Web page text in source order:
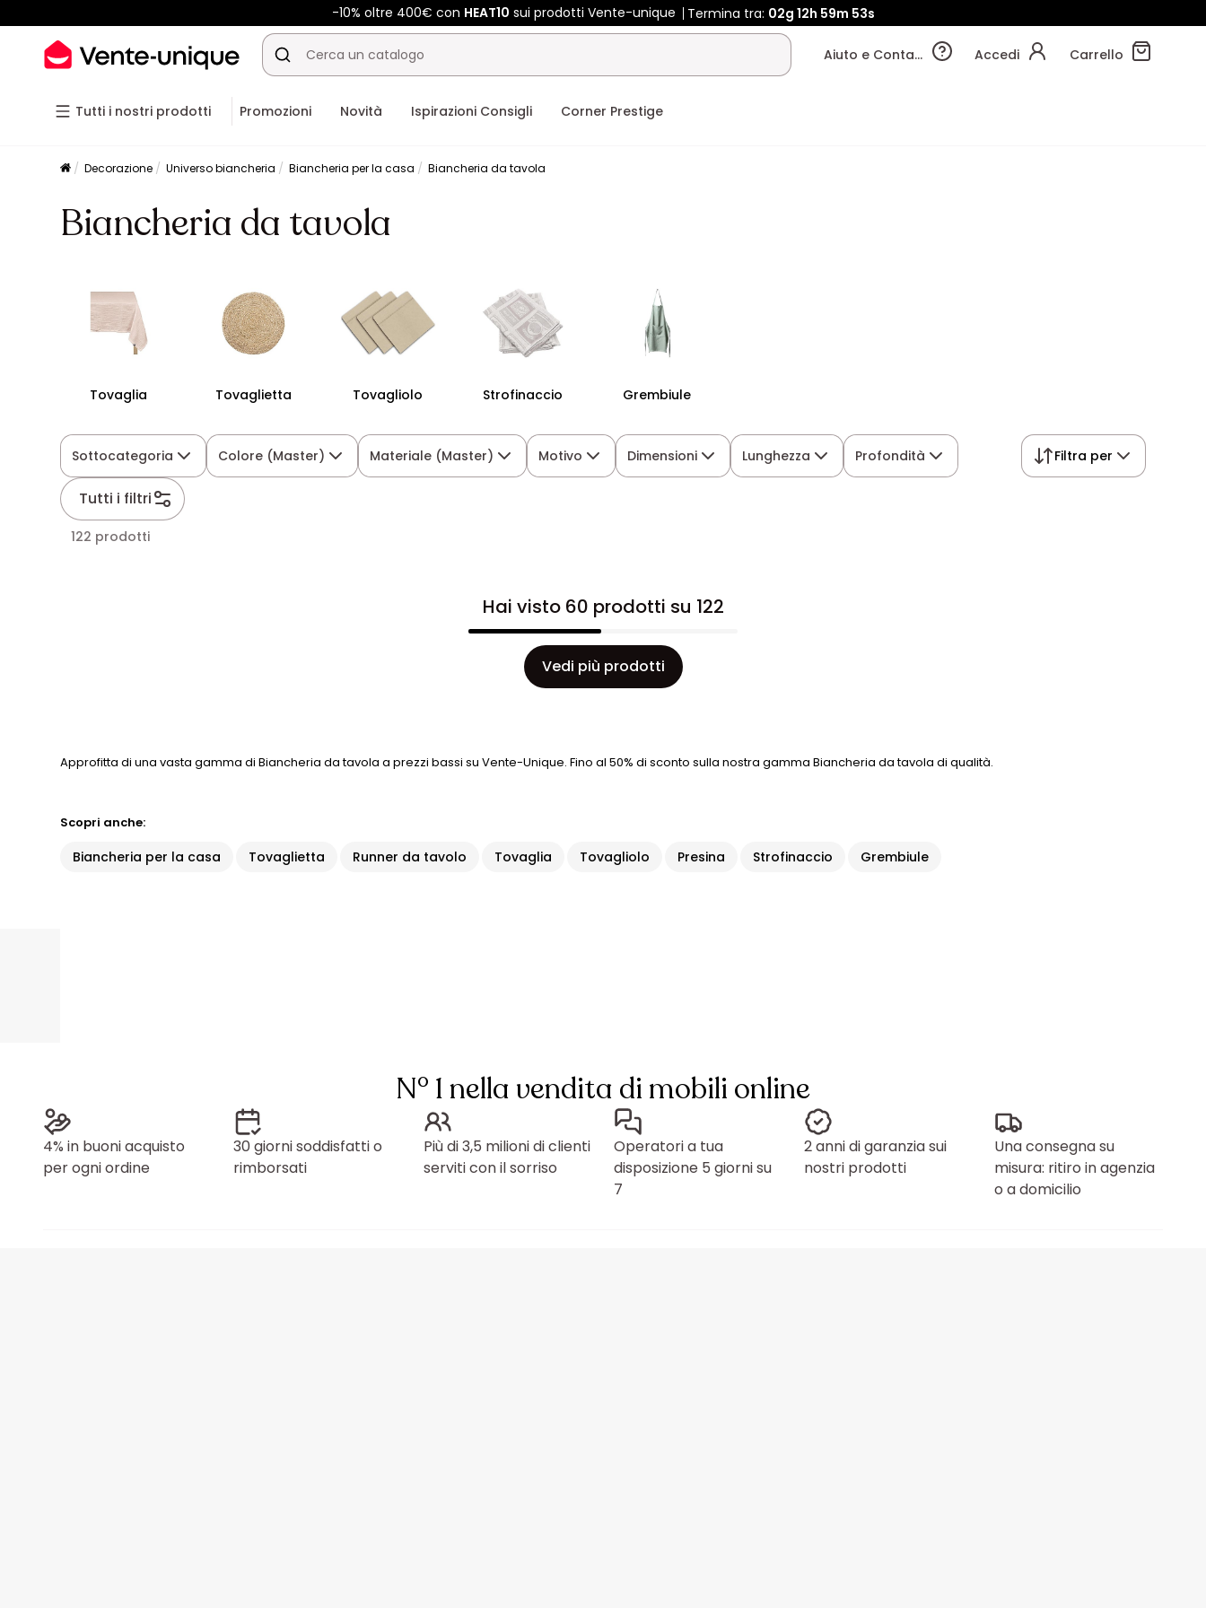
-10% oltre 400€ con HEAT10 sui prodotti Vente-unique Termina tra: 02g 12h 59m 52s
Aiuto e Contatti Accedi Carrello
Tutti i nostri prodotti Promozioni Novità Ispirazioni Consigli Corner Prestige
Decorazione Universo biancheria Biancheria per la casa Biancheria da tavola
Biancheria da tavola
Tovaglia Tovaglietta Tovagliolo Strofinaccio Grembiule
Sottocategoria Colore (Master) Materiale (Master) Motivo Dimensioni Lunghezza Profondità
Tutti i filtri
Filtra per
122 prodotti
Hai visto 60 prodotti su 122
Vedi più prodotti
Approfitta di una vasta gamma di Biancheria da tavola a prezzi bassi su Vente-Unique. Fino al 50% di sconto sulla nostra gamma Biancheria da tavola di qualità.
Scopri anche:
Biancheria per la casa Tovaglietta Runner da tavolo Tovaglia Tovagliolo Presina Strofinaccio Grembiule
N° 1 nella vendita di mobili online
4% in buoni acquisto
per ogni ordine
30 giorni soddisfatti o
rimborsati
Più di 3,5 milioni di clienti
serviti con il sorriso
Operatori a tua
disposizione 5 giorni su
7
2 anni di garanzia sui
nostri prodotti
Una consegna su
misura: ritiro in agenzia
o a domicilio